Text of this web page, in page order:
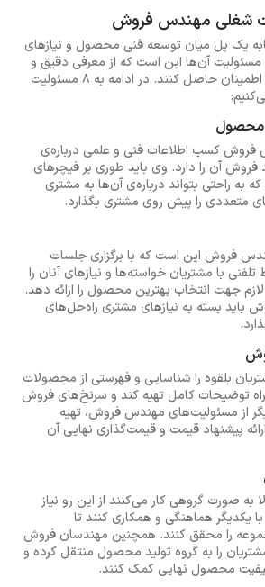
یک پل میان توسعه فنی محصول و نیازهای
آن‌ها این است که از معرفی دقیق و
فروش موثر محصولات اطمینان حاصل کنند. در ادامه به 8 مسئولیت
فروش کسب اطلاعات فنی و علمی درباره‌ی
آن را دارد. وی باید طوری بر فیچرهای
راحتی بتواند درباره‌ی آن‌ها به مشتری
متعددی را پیش روی مشتری بگذارد.
فروش این است که با برگزاری جلسات
تلفنی با مشتریان خواسته‌ها و نیازهای آنان را
جهت انتخاب بهترین محصول را ارائه دهد.
بسته به نیازهای مشتری راه‌حل‌های
بلقوه را شناسایی و فهرستی از محصولات
توضیحات کامل تهیه کند و سرنخ‌های فروش
از مسئولیت‌های مهندس فروش، تهیه
پیشنهاد قیمت و قیمت‌گذاری نهایی آن
صورت گروهی کار می‌کنند از این رو نیاز
یکدیگر هماهنگی و همکاری کنند تا
را محقق کنند. همچنین مهندسان فروش
را به گروه تولید محصول منتقل کرده و
کیفیت محصول نهایی کمک کنند.